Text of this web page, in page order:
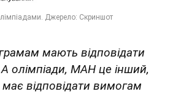
мають відповідати
олімпіади, МАН це інший,
відповідати вимогам